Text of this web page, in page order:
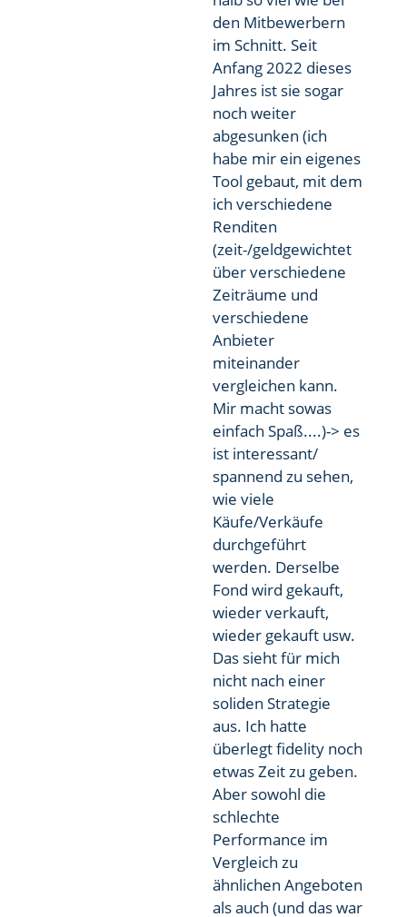
den Mitbewerbern
im Schnitt. Seit
Anfang 2022 dieses
Jahres ist sie sogar
noch weiter
abgesunken (ich
habe mir ein eigenes
Tool gebaut, mit dem
ich verschiedene
Renditen
(zeit-/geldgewichtet
über verschiedene
Zeiträume und
verschiedene
Anbieter
miteinander
vergleichen kann.
Mir macht sowas
einfach Spaß....)-> es
ist interessant/
spannend zu sehen,
wie viele
Käufe/Verkäufe
durchgeführt
werden. Derselbe
Fond wird gekauft,
wieder verkauft,
wieder gekauft usw.
Das sieht für mich
nicht nach einer
soliden Strategie
aus. Ich hatte
überlegt fidelity noch
etwas Zeit zu geben.
Aber sowohl die
schlechte
Performance im
Vergleich zu
ähnlichen Angeboten
als auch (und das war